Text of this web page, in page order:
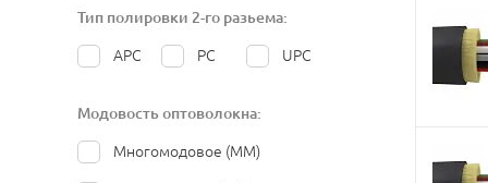
Тип полировки 2-го разьема:
APC PC UPC
Модовость оптоволокна:
Многомодовое (MM)